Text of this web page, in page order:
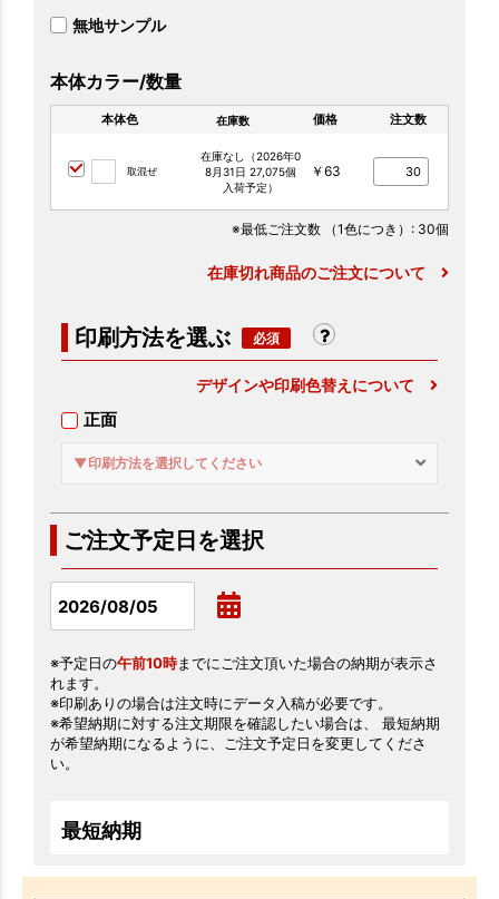
無地サンプル
本体カラー/数量
本体色 在庫数 価格 注文数
取混ぜ
在庫なし（2026年0
8月31日 27,075個
入荷予定）
￥63
※最低ご注文数 （1色につき） : 30個
在庫切れ商品のご注文について
印刷方法を選ぶ
デザインや印刷色替えについて
正面
▼印刷方法を選択してください
ご注文予定日を選択
※予定日の午前10時までにご注文頂いた場合の納期が表示さ
れます。
※印刷ありの場合は注文時にデータ入稿が必要です。
※希望納期に対する注文期限を確認したい場合は、 最短納期
が希望納期になるように、ご注文予定日を変更してくださ
い。
最短納期